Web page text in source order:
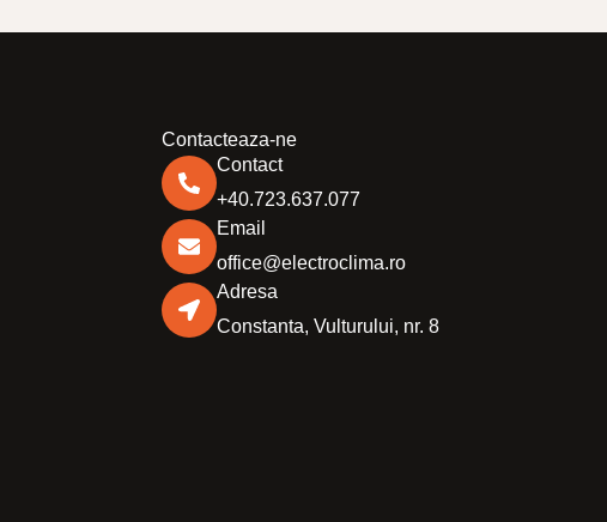
Contacteaza-ne
Contact
+40.723.637.077
Email
office@electroclima.ro
Adresa
Constanta, Vulturului, nr. 8